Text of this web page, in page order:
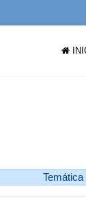
Temática